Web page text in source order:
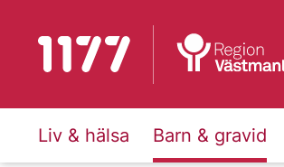
Till startsidan för 1177
Liv & hälsa Barn & gravid